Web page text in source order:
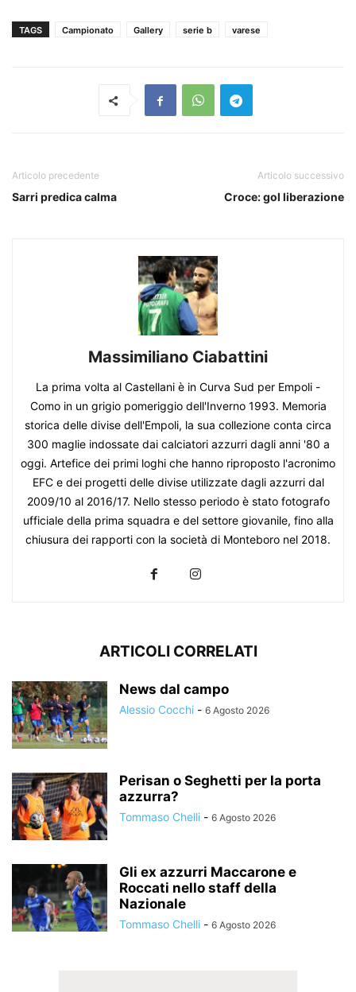
TAGS Campionato Gallery serie b varese
Articolo precedente
Sarri predica calma
Articolo successivo
Croce: gol liberazione
Massimiliano Ciabattini
La prima volta al Castellani è in Curva Sud per Empoli -
Como in un grigio pomeriggio dell'Inverno 1993. Memoria
storica delle divise dell'Empoli, la sua collezione conta circa
300 maglie indossate dai calciatori azzurri dagli anni '80 a
oggi. Artefice dei primi loghi che hanno riproposto l'acronimo
EFC e dei progetti delle divise utilizzate dagli azzurri dal
2009/10 al 2016/17. Nello stesso periodo è stato fotografo
ufficiale della prima squadra e del settore giovanile, fino alla
chiusura dei rapporti con la società di Monteboro nel 2018.
ARTICOLI CORRELATI
News dal campo
Alessio Cocchi - 6 Agosto 2026
Perisan o Seghetti per la porta
azzurra?
Tommaso Chelli - 6 Agosto 2026
Gli ex azzurri Maccarone e
Roccati nello staff della
Nazionale
Tommaso Chelli - 6 Agosto 2026